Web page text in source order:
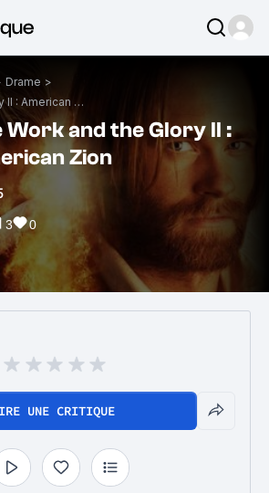
Drame >
The Work and the Glory II : American Zion
Work and the Glory II :
Zion
3 0
UNE CRITIQUE